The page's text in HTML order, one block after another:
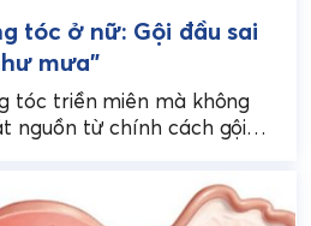
tóc ở nữ: Gội đầu sai
mưa”
tóc triền miên mà không
nguồn từ chính cách gội